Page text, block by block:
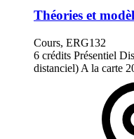
Théories et
Cours, ERG132
6 crédits Présentiel
distanciel) A la carte